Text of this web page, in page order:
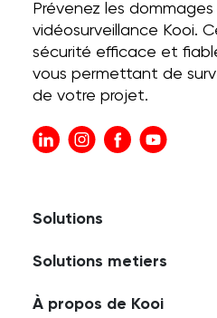
Prévenez les
vidéosurveillance Kooi.
sécurité efficace et
vous permettant de
de votre projet.
Solutions
Solutions metiers
À propos de Kooi